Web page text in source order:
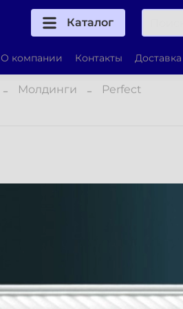
Каталог
О компании Контакты Доставка
Молдинги Perfect